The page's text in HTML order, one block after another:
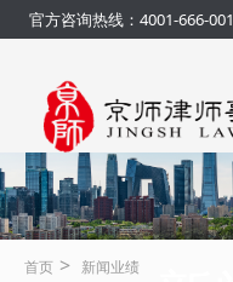
官方咨询热线：4001-666-001
首页 > 新闻业绩